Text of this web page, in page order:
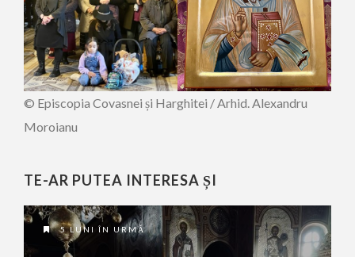
© Episcopia Covasnei și Harghitei / Arhid. Alexandru
Moroianu
TE-AR PUTEA INTERESA ȘI
5 LUNI ÎN URMĂ